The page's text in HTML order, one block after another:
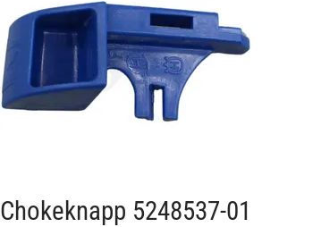
Chokeknapp 5248537-01